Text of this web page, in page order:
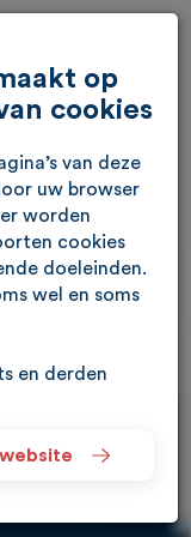
op
cookies
van deze
uw browser
worden
cookies
doeleinden.
wel en soms
en derden
technieken
over je
Lees het